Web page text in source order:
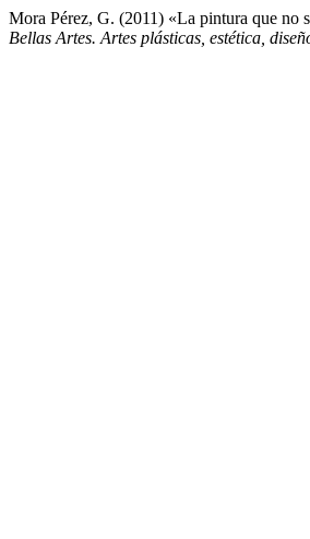
Mora Pérez, G. (2011) «La pintura que no
Bellas Artes. Artes plásticas, estética,